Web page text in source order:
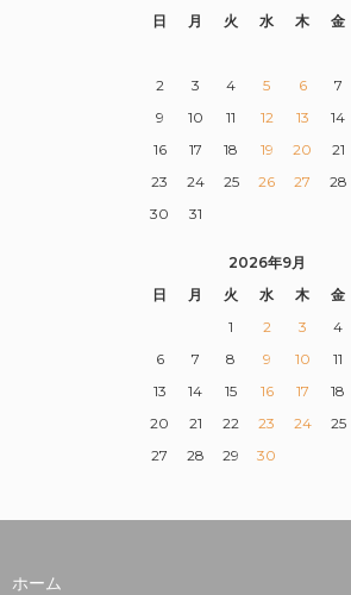
日
月 火 水 木 金
2
3 4 5 6 7
9
10 11 12 13 14
16
17 18 19 20 21
23
24 25 26 27 28
30
31
2026年9月
日
月 火 水 木 金
1
2 3 4
6
7 8 9 10 11
13
14 15 16 17 18
20
21 22 23 24 25
27
28 29 30
ホーム